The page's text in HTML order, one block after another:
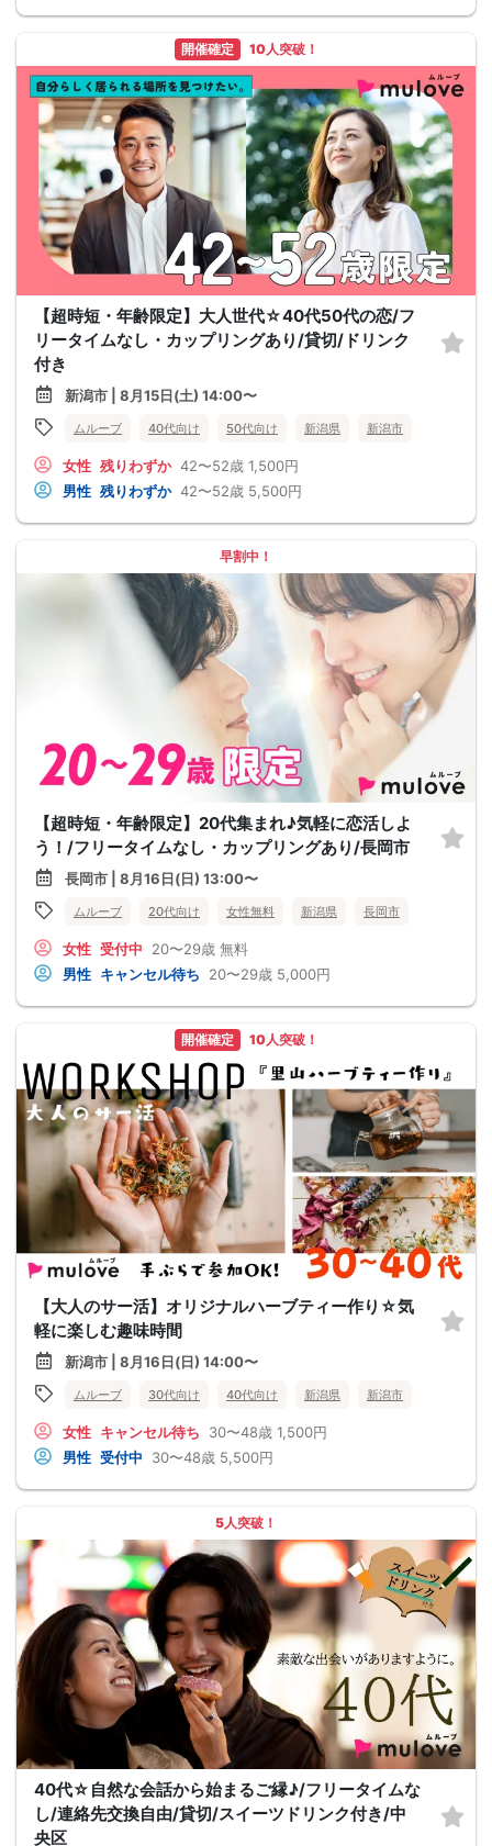
開催確定 10人突破！
【超時短・年齢限定】大人世代☆40代50代の恋/フ
リータイムなし・カップリングあり/貸切/ドリンク
付き
新潟市 | 8月15日(土) 14:00〜
ムルーブ 40代向け 50代向け 新潟県 新潟市
女性 残りわずか 42〜52歳 1,500円
男性 残りわずか 42〜52歳 5,500円
早割中！
【超時短・年齢限定】20代集まれ♪気軽に恋活しよ
う！/フリータイムなし・カップリングあり/長岡市
長岡市 | 8月16日(日) 13:00〜
ムルーブ 20代向け 女性無料 新潟県 長岡市
女性 受付中 20〜29歳 無料
男性 キャンセル待ち 20〜29歳 5,000円
開催確定 10人突破！
【大人のサー活】オリジナルハーブティー作り☆気
軽に楽しむ趣味時間
新潟市 | 8月16日(日) 14:00〜
ムルーブ 30代向け 40代向け 新潟県 新潟市
女性 キャンセル待ち 30〜48歳 1,500円
男性 受付中 30〜48歳 5,500円
5人突破！
40代☆自然な会話から始まるご縁♪/フリータイムな
し/連絡先交換自由/貸切/スイーツドリンク付き/中
央区